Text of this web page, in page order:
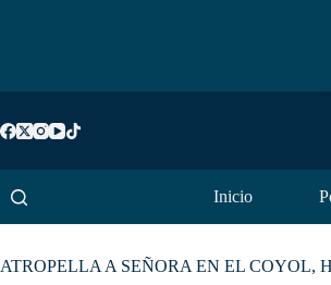
Inicio
ATROPELLA A SEÑORA EN EL COYOL,